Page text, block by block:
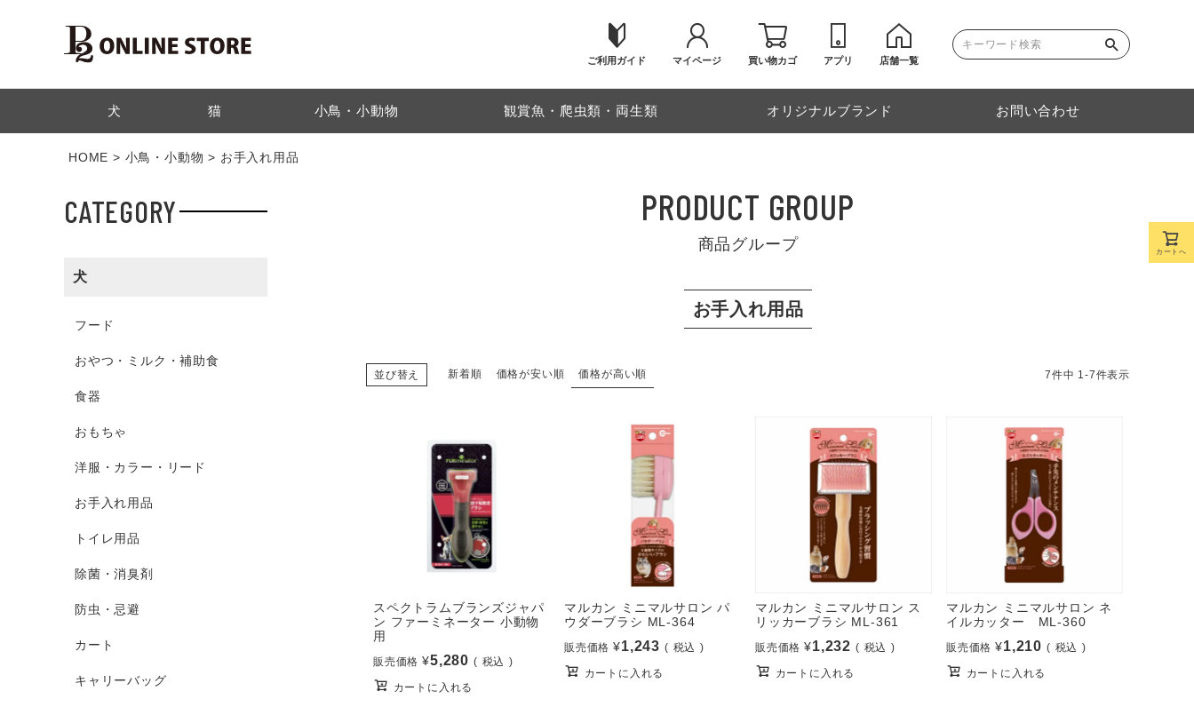
ご利用ガイド マイページ 買い物カゴ アプリ 店舗一覧
検索
犬 猫 小鳥・小動物 観賞魚・爬虫類・両生類 オリジナルブランド お問い合わせ
HOME 小鳥・小動物 お手入れ用品
CATEGORY
犬
フード
おやつ・ミルク・補助食
食器
おもちゃ
洋服・カラー・リード
お手入れ用品
トイレ用品
除菌・消臭剤
防虫・忌避
カート
キャリーバッグ
PRODUCT GROUP
商品グループ
お手入れ用品
並び替え 新着順 価格が安い順 価格が高い順 7件中 1 -7件表示
スペクトラムブランズジャパ
ン ファーミネーター 小動物
用
販売価格 ¥5,280 税込
カートに入れる
マルカン ミニマルサロン パ
ウダーブラシ ML-364
販売価格 ¥1,243 税込
カートに入れる
マルカン ミニマルサロン ス
リッカーブラシ ML-361
販売価格 ¥1,232 税込
カートに入れる
マルカン ミニマルサロン ネ
イルカッター ML-360
販売価格 ¥1,210 税込
カートに入れる
カートへ